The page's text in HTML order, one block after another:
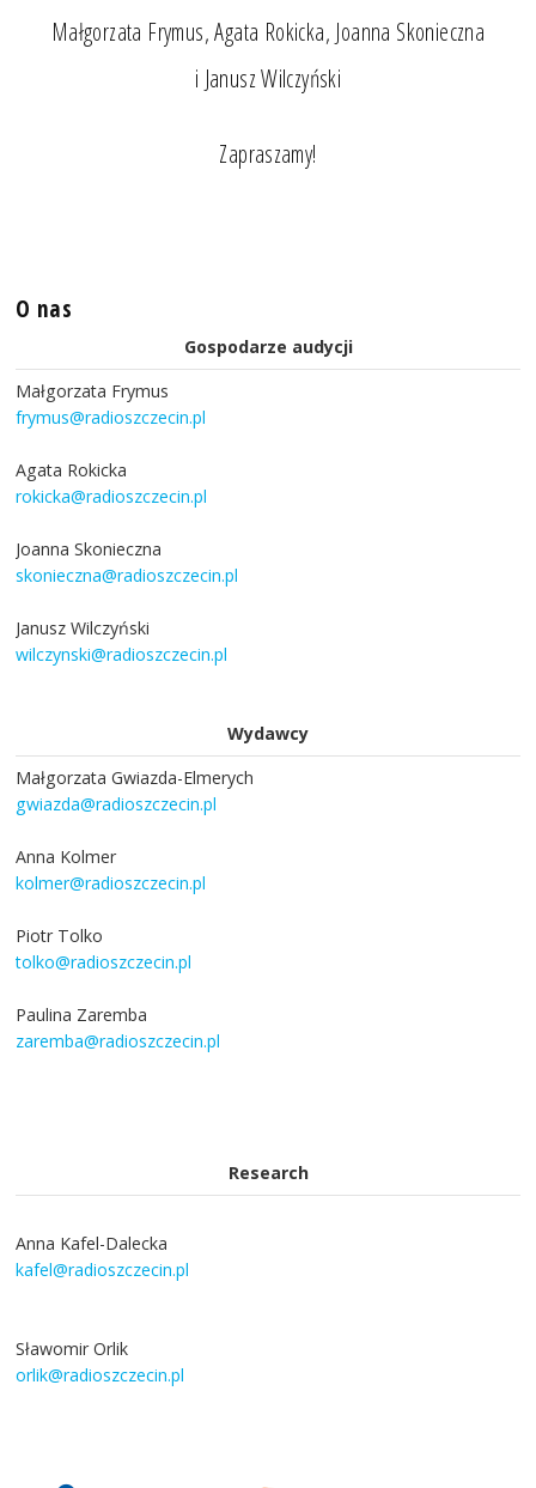
Małgorzata Frymus, Agata Rokicka, Joanna Skonieczna
i Janusz Wilczyński
Zapraszamy!
O nas
Gospodarze audycji
Małgorzata Frymus
frymus@radioszczecin.pl
Agata Rokicka
rokicka@radioszczecin.pl
Joanna Skonieczna
skonieczna@radioszczecin.pl
Janusz Wilczyński
wilczynski@radioszczecin.pl
Wydawcy
Małgorzata Gwiazda-Elmerych
gwiazda@radioszczecin.pl
Anna Kolmer
kolmer@radioszczecin.pl
Piotr Tolko
tolko@radioszczecin.pl
Paulina Zaremba
zaremba@radioszczecin.pl
Research
Anna Kafel-Dalecka
kafel@radioszczecin.pl
Sławomir Orlik
orlik@radioszczecin.pl